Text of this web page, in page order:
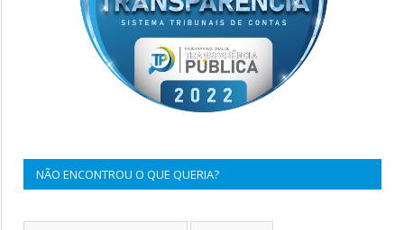
NÃO ENCONTROU O QUE QUERIA?